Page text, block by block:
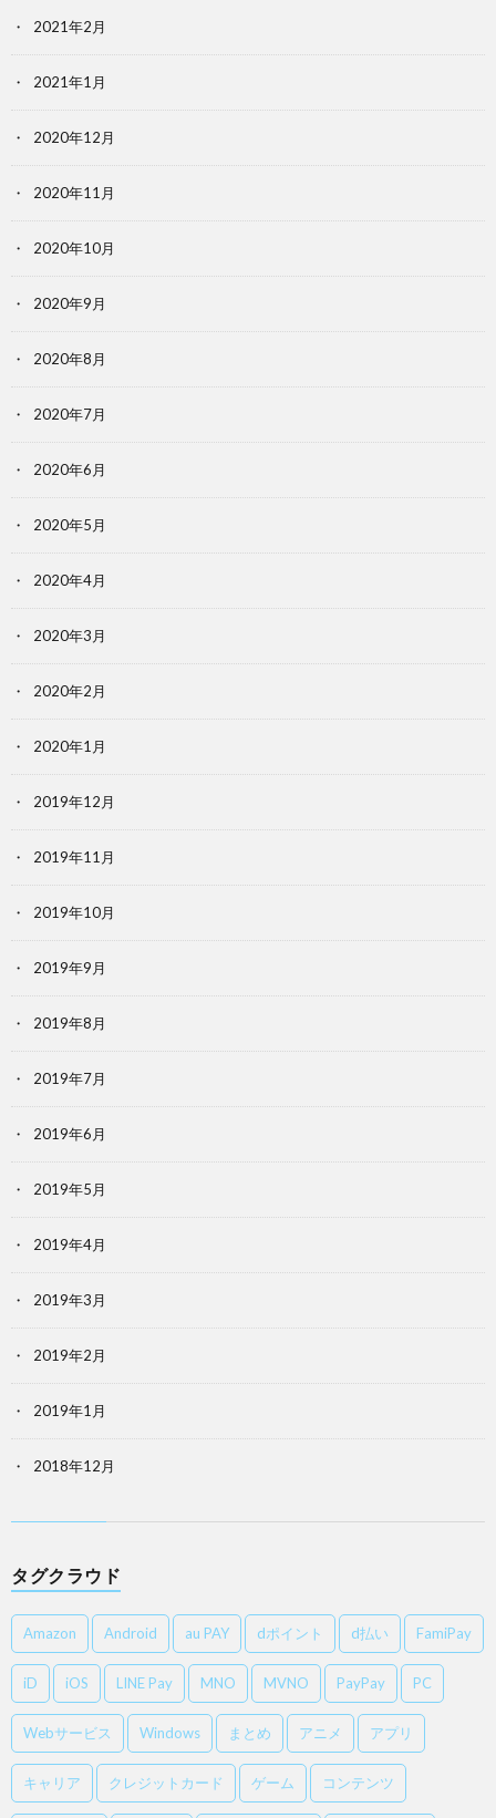
2021年2月
2021年1月
2020年12月
2020年11月
2020年10月
2020年9月
2020年8月
2020年7月
2020年6月
2020年5月
2020年4月
2020年3月
2020年2月
2020年1月
2019年12月
2019年11月
2019年10月
2019年9月
2019年8月
2019年7月
2019年6月
2019年5月
2019年4月
2019年3月
2019年2月
2019年1月
2018年12月
タグクラウド
Amazon Android au PAY dポイント d払い FamiPay
iD iOS LINE Pay MNO MVNO PayPay PC
Webサービス Windows まとめ アニメ アプリ
キャリア クレジットカード ゲーム コンテンツ